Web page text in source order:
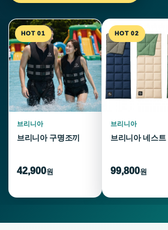
HOT 01
브리니아
브리니아 구명조끼
42,900원
HOT 02
브리니아
브리니아 네스트
99,800원